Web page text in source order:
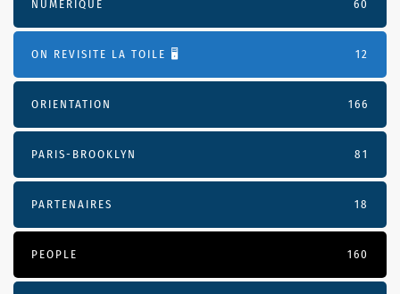
NUMÉRIQUE 60
ON REVISITE LA TOILE 🖥️ 12
ORIENTATION 166
PARIS-BROOKLYN 81
PARTENAIRES 18
PEOPLE 160